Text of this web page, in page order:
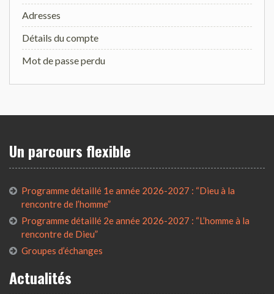
Adresses
Détails du compte
Mot de passe perdu
Un parcours flexible
Programme détaillé 1e année 2026-2027 : “Dieu à la
rencontre de l’homme”
Programme détaillé 2e année 2026-2027 : “L’homme à la
rencontre de Dieu”
Groupes d’échanges
Actualités